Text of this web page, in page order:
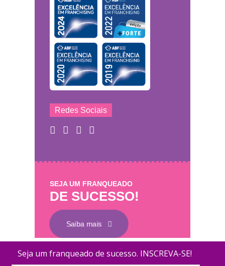
Redes Sociais
SEJA UM FRANQUEADO
DE SUCESSO!
Saiba mais
Mary Help - © 2011 - 2026 - Todos os direitos
Coletamos dados para melhorar o